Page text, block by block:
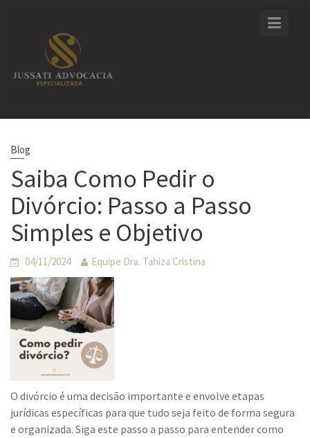
Blog
Saiba Como Pedir o
Divórcio: Passo a Passo
Simples e Objetivo
04/11/2024 Equipe Dra. Tahiza Cristina
O divórcio é uma decisão importante e envolve etapas
jurídicas específicas para que tudo seja feito de forma segura
e organizada. Siga este passo a passo para entender como